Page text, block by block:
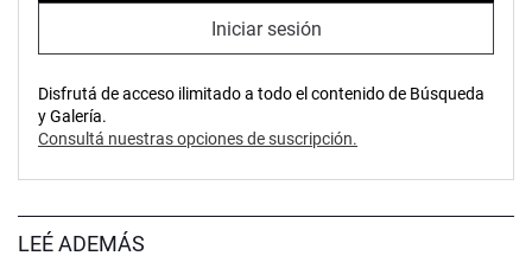
Iniciar sesión
Disfrutá de acceso ilimitado a todo el contenido de Búsqueda
y Galería.
Consultá nuestras opciones de suscripción.
LEÉ ADEMÁS